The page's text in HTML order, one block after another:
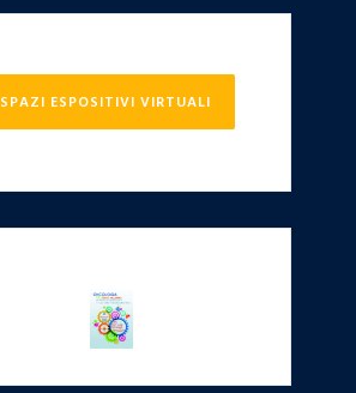
SPAZI ESPOSITIVI VIRTUALI